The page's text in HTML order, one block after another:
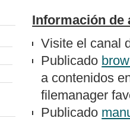
Información de
Visite el canal
Publicado
a contenidos
filemanager
Publicado